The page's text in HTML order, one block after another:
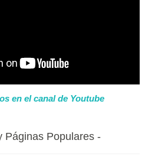
en el canal de Youtube
Páginas Populares